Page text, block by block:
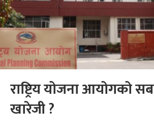
राष्ट्रिय योजना आयोगको
खारेजी ?